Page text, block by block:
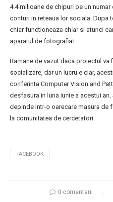
4.4 milioane de chipuri pe un
conturi in reteaua lor sociala. Dupa
chiar functioneaza chiar si atunci
aparatul de fotografiat
Ramane de vazut daca proiectul va
socializare, dar un lucru e clar,
conferinta Computer Vision and
desfasura in luna iunie a acestui
depinde intr-o oarecare masura de
la comunitatea de cercetatori.
FACEBOOK
0 comentarii